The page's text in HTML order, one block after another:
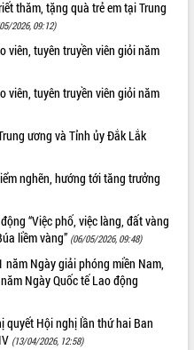
thăm, tặng quà trẻ em tại Trung
2026, 09:12)
viên, tuyên truyền viên giỏi năm
viên, tuyên truyền viên giỏi năm
ương và Tỉnh ủy Đắk Lắk
nghẽn, hướng tới tăng trưởng
“Việc phố, việc làng, đất vàng
liềm vàng” (06/05/2026, 09:48)
năm Ngày giải phóng miền Nam,
Ngày Quốc tế Lao động
quyết Hội nghị lần thứ hai Ban
(13/04/2026, 12:58)